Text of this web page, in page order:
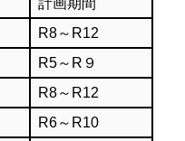
R8～R12
R5～R９
R8～R12
R6～R10